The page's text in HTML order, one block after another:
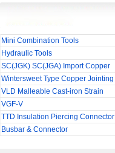
Mini Combination Tools
Hydraulic Tools
SC(JGK) SC(JGA) Import Copper
Wintersweet Type Copper Jointing
VLD Malleable Cast-iron Strain
VGF-V
TTD Insulation Piercing Connector
Busbar & Connector